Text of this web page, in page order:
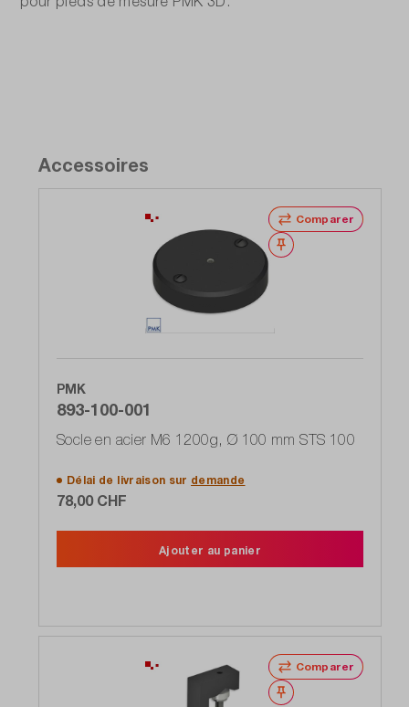
Accessoires
Comparer
Noter
PMK
893-100-001
Socle en acier M6 1200g, Ø 100 mm STS 100
Délai de livraison sur demande
78,00 CHF
Ajouter au panier
Comparer
Noter